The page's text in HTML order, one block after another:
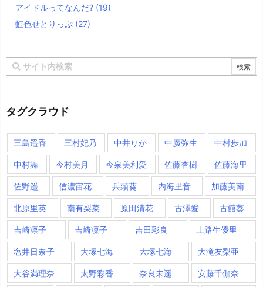
アイドルってなんだ? (19)
虹色せとりっぷ (27)
タグクラウド
三島遥香 三村妃乃 中井りか 中廣弥生 中村歩加
中村舞 今村美月 今泉美利愛 佐藤杏樹 佐藤海里
佐野遥 信濃宙花 兵頭葵 内海里音 加藤美南
北原里英 南有梨菜 原田清花 古澤愛 古舘葵
吉崎凛子 吉崎凜子 吉田彩良 土路生優里
塩井日奈子 大塚七海 大塚七海​ 大滝友梨亜
大谷満理奈 太野彩香 奈良未遥 安藤千伽奈